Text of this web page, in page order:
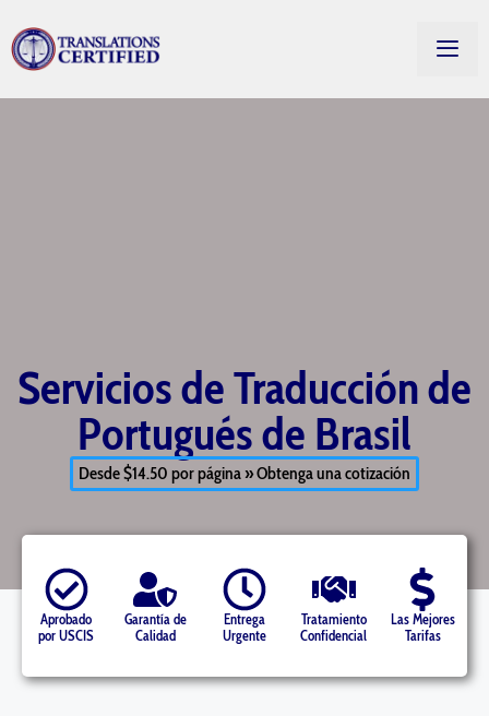
Servicios de Traducción de
Portugués de Brasil
Desde $14.50 por página » Obtenga una cotización
Aprobado
por USCIS
Garantía de
Calidad
Entrega
Urgente
Tratamiento
Confidencial
Las Mejores
Tarifas